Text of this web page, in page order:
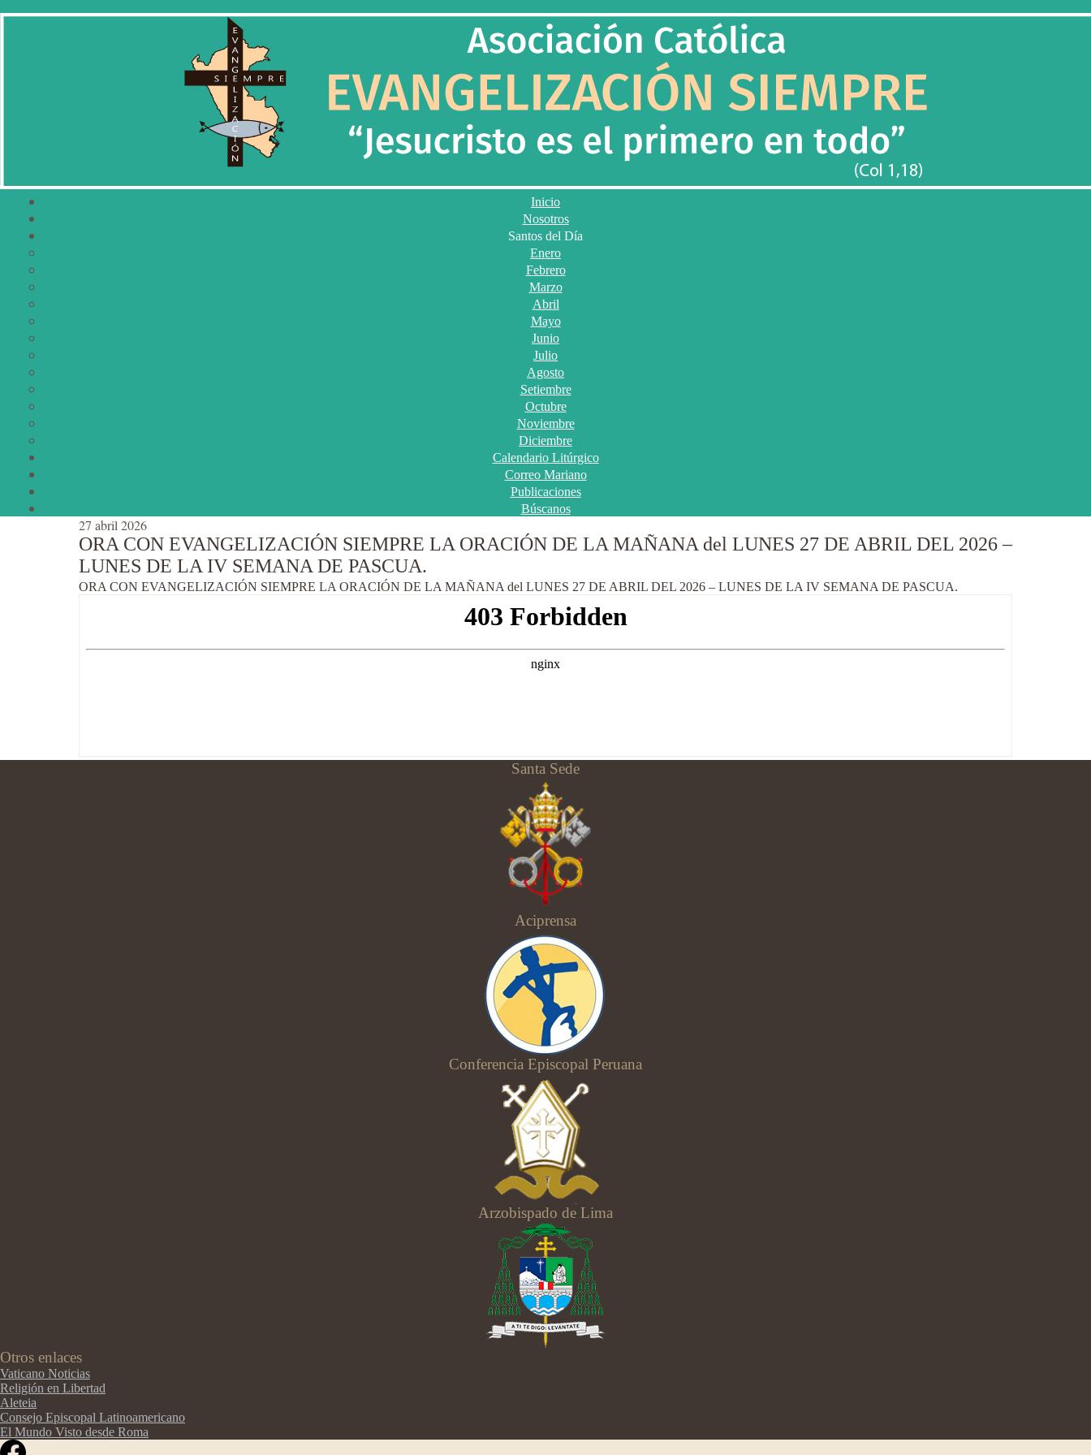
Inicio
Nosotros
Santos del Día
Enero
Febrero
Marzo
Abril
Mayo
Junio
Julio
Agosto
Setiembre
Octubre
Noviembre
Diciembre
Calendario Litúrgico
Correo Mariano
Publicaciones
Búscanos
27 abril 2026
ORA CON EVANGELIZACIÓN SIEMPRE LA ORACIÓN DE LA MAÑANA del LUNES 27 DE ABRIL DEL 2026 –
LUNES DE LA IV SEMANA DE PASCUA.
ORA CON EVANGELIZACIÓN SIEMPRE LA ORACIÓN DE LA MAÑANA del LUNES 27 DE ABRIL DEL 2026 – LUNES DE LA IV SEMANA DE PASCUA.
Santa Sede
Aciprensa
Conferencia Episcopal Peruana
Arzobispado de Lima
Otros enlaces
Vaticano Noticias
Religión en Libertad
Aleteia
Consejo Episcopal Latinoamericano
El Mundo Visto desde Roma